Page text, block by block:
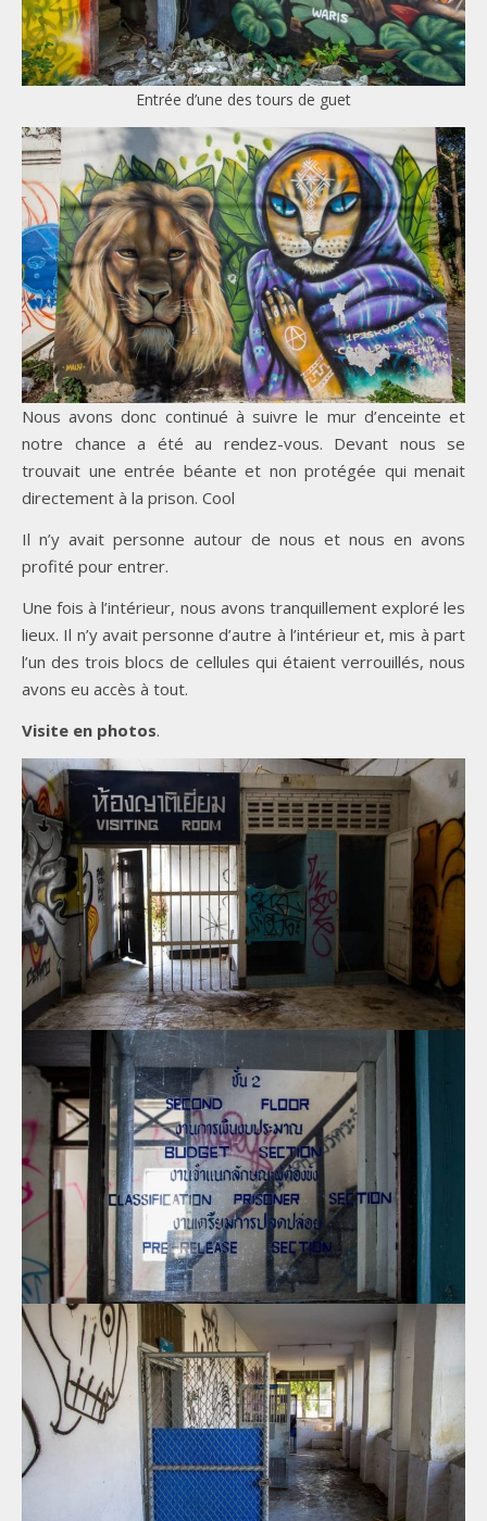
Entrée d’une des tours de guet
Nous avons donc continué à suivre le mur d’enceinte et
notre chance a été au rendez-vous. Devant nous se
trouvait une entrée béante et non protégée qui menait
directement à la prison. Cool
Il n’y avait personne autour de nous et nous en avons
profité pour entrer.
Une fois à l’intérieur, nous avons tranquillement exploré les
lieux. Il n’y avait personne d’autre à l’intérieur et, mis à part
l’un des trois blocs de cellules qui étaient verrouillés, nous
avons eu accès à tout.
Visite en photos.